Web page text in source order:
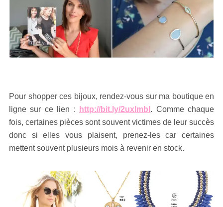
Pour shopper ces bijoux, rendez-vous sur ma boutique en
ligne sur ce lien :
http://bit.ly/2uxlmbI . Comme chaque
fois, certaines pièces sont souvent victimes de leur succès
donc si elles vous plaisent, prenez-les car certaines
mettent souvent plusieurs mois à revenir en stock.